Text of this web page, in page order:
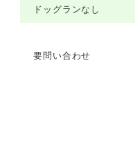
ドッグランなし
要問い合わせ